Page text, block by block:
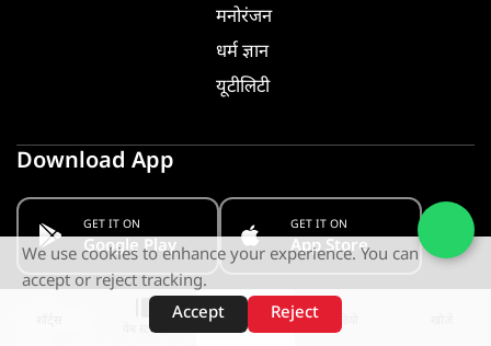
वेब स्टोरीज़
मनोरंजन
धर्म ज्ञान
यूटीलिटी
Download App
GET IT ON
Google Play
GET IT ON
App Store
We use cookies to enhance your experience. You can
accept or reject tracking.
Accept
Reject